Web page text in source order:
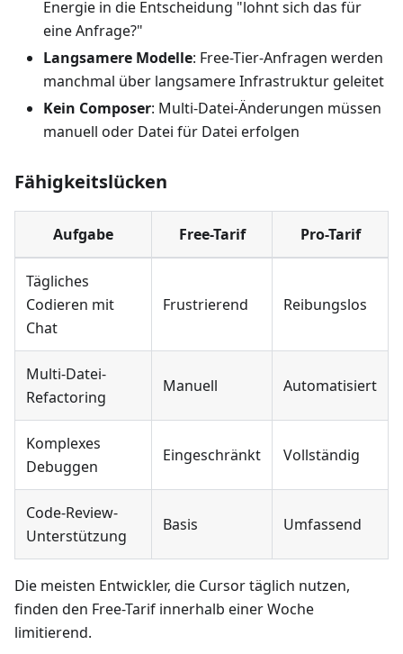
Energie in die Entscheidung "lohnt sich das für
eine Anfrage?"
Langsamere Modelle: Free-Tier-Anfragen werden
manchmal über langsamere Infrastruktur geleitet
Kein Composer: Multi-Datei-Änderungen müssen
manuell oder Datei für Datei erfolgen
Fähigkeitslücken
Aufgabe Free-Tarif Pro-Tarif
Tägliches
Codieren mit
Chat
Frustrierend Reibungslos
Multi-Datei-
Refactoring
Manuell Automatisiert
Komplexes
Debuggen
Eingeschränkt Vollständig
Code-Review-
Unterstützung
Basis Umfassend
Die meisten Entwickler, die Cursor täglich nutzen,
finden den Free-Tarif innerhalb einer Woche
limitierend.